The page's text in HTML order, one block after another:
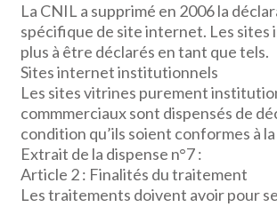
La CNIL a supprimé en 2006 la
spécifique de site internet. Les sites
plus à être déclarés en tant que tels.
Sites internet institutionnels
Les sites vitrines purement
commmerciaux sont dispensés de
condition qu’ils soient conformes à
Extrait de la dispense n°7 :
Article 2 : Finalités du traitement
Les traitements doivent avoir pour